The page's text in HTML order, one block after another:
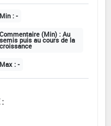
Min : -
Commentaire (Min) : Au
semis puis au cours de la
croissance
Max : -